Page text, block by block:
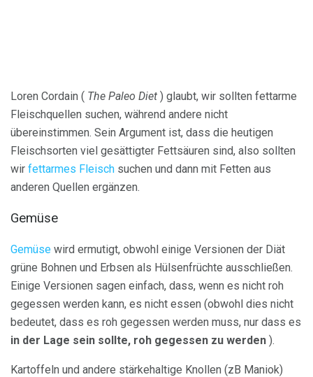
Loren Cordain ( The Paleo Diet ) glaubt, wir sollten fettarme
Fleischquellen suchen, während andere nicht
übereinstimmen. Sein Argument ist, dass die heutigen
Fleischsorten viel gesättigter Fettsäuren sind, also sollten
wir fettarmes Fleisch suchen und dann mit Fetten aus
anderen Quellen ergänzen.
Gemüse
Gemüse wird ermutigt, obwohl einige Versionen der Diät
grüne Bohnen und Erbsen als Hülsenfrüchte ausschließen.
Einige Versionen sagen einfach, dass, wenn es nicht roh
gegessen werden kann, es nicht essen (obwohl dies nicht
bedeutet, dass es roh gegessen werden muss, nur dass es
in der Lage sein sollte, roh gegessen zu werden ).
Kartoffeln und andere stärkehaltige Knollen (zB Maniok)